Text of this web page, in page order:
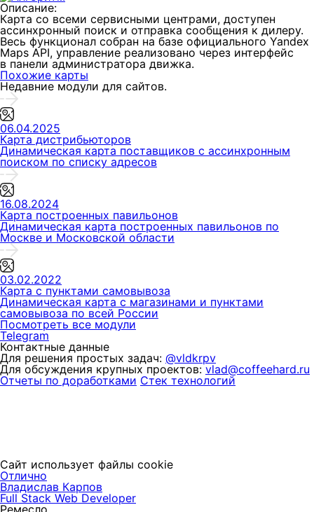
Описание:
Карта со всеми сервисными центрами, доступен
ассинхронный поиск и отправка сообщения к дилеру.
Весь функционал собран на базе официального Yandex
Maps API, управление реализовано через интерфейс
в панели администратора движка.
Похожие карты
Недавние модули для сайтов.
06.04.2025
Карта дистрибьюторов
Динамическая карта поставщиков с ассинхронным
поиском по списку адресов
16.08.2024
Карта построенных павильонов
Динамическая карта построенных павильонов по
Москве и Московской области
03.02.2022
Карта с пунктами самовывоза
Динамическая карта с магазинами и пунктами
самовывоза по всей России
Посмотреть все модули
Telegram
Контактные данные
Для решения простых задач: @vldkrpv
Для обсуждения крупных проектов:vlad@coffeehard.ru
Отчеты по доработками Стек технологий
Сайт использует файлы cookie
Отлично
Владислав Карпов
Full Stack Web Developer
Ремесло